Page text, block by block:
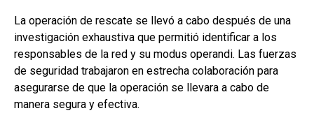
La operación de rescate se llevó a cabo después de una
investigación exhaustiva que permitió identificar a los
responsables de la red y su modus operandi. Las fuerzas
de seguridad trabajaron en estrecha colaboración para
asegurarse de que la operación se llevara a cabo de
manera segura y efectiva.